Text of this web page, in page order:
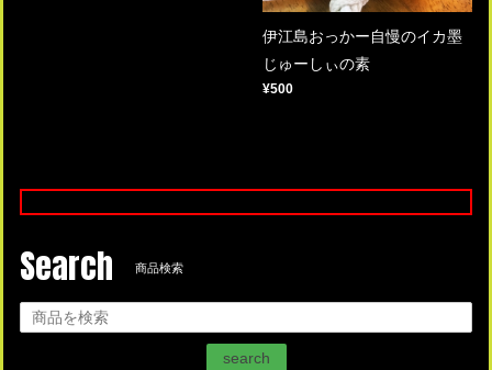
伊江島おっかー自慢のイカ墨
じゅーしぃの素
¥500
Search 商品検索
search